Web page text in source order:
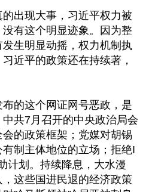
出现大事，习近平权力被
有这个明显迹象。因为整
生明显动摇，权力机制执
近平的政策还在持续著，
的这个网证网号恶政，是
共7月召开的中央政治局会
的政策框架；党媒对胡锡
制主体地位的立场；拒绝I
计划。持续降息，大水漫
这些国进民退的经济政策